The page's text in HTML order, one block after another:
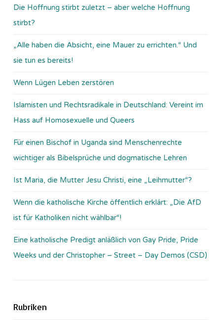
Die Hoffnung stirbt zuletzt – aber welche Hoffnung
stirbt?
„Alle haben die Absicht, eine Mauer zu errichten.“ Und
sie tun es bereits!
Wenn Lügen Leben zerstören
Islamisten und Rechtsradikale in Deutschland: Vereint im
Hass auf Homosexuelle und Queers
Für einen Bischof in Uganda sind Menschenrechte
wichtiger als Bibelsprüche und dogmatische Lehren
Ist Maria, die Mutter Jesu Christi, eine „Leihmutter“?
Wenn die katholische Kirche öffentlich erklärt: „Die AfD
ist für Katholiken nicht wählbar“!
Eine katholische Predigt anläßlich von Gay Pride, Pride
Weeks und der Christopher – Street – Day Demos (CSD)
Rubriken